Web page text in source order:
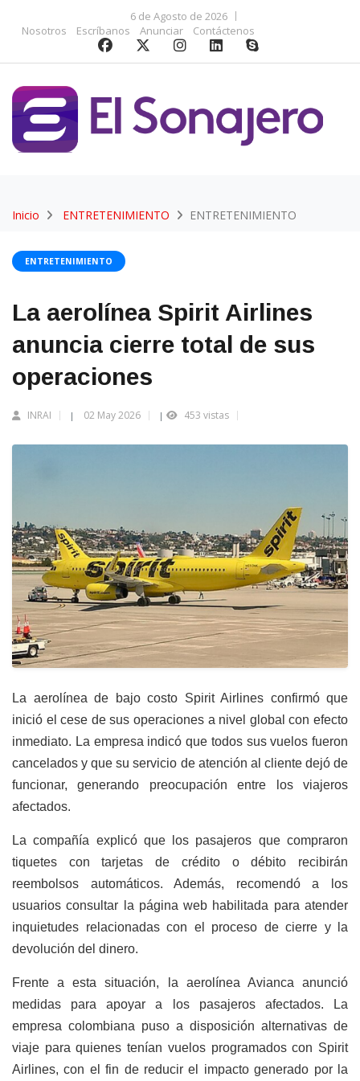
6 de Agosto de 2026
Nosotros
Escríbanos Anunciar Contáctenos
Inicio ENTRETENIMIENTO ENTRETENIMIENTO
ENTRETENIMIENTO
La aerolínea Spirit Airlines
anuncia cierre total de sus
operaciones
INRAI | 02 May 2026 | 453 vistas
La aerolínea de bajo costo Spirit Airlines confirmó que
inició el cese de sus operaciones a nivel global con efecto
inmediato. La empresa indicó que todos sus vuelos fueron
cancelados y que su servicio de atención al cliente dejó de
funcionar, generando preocupación entre los viajeros
afectados.
La compañía explicó que los pasajeros que compraron
tiquetes con tarjetas de crédito o débito recibirán
reembolsos automáticos. Además, recomendó a los
usuarios consultar la página web habilitada para atender
inquietudes relacionadas con el proceso de cierre y la
devolución del dinero.
Frente a esta situación, la aerolínea Avianca anunció
medidas para apoyar a los pasajeros afectados. La
empresa colombiana puso a disposición alternativas de
viaje para quienes tenían vuelos programados con Spirit
Airlines, con el fin de reducir el impacto generado por la